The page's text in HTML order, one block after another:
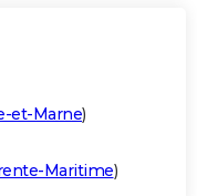
et-Marne)
Maritime)